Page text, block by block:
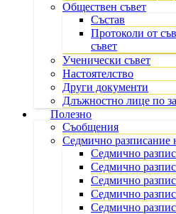
Обществен съвет
Състав
Протоколи от
съвет
Ученически съвет
Настоятелство
Други документи
Длъжностно лице по
Полезно
Съобщения
Седмично разписание
Седмично
Седмично
Седмично
Седмично
Седмично